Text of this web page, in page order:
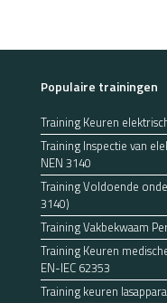
Populaire trainingen
Training Keuren
Training Inspectie van
NEN 3140
Training Voldoende
3140)
Training Vakbekwaam
Training Keuren
EN-IEC 62353
Training keuren